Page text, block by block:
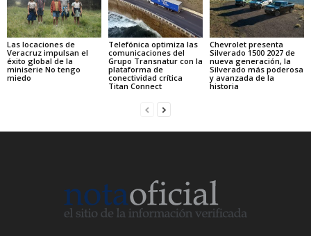
Las locaciones de
Veracruz impulsan el
éxito global de la
miniserie No tengo
miedo
Telefónica optimiza las
comunicaciones del
Grupo Transnatur con la
plataforma de
conectividad crítica
Titan Connect
Chevrolet presenta
Silverado 1500 2027 de
nueva generación, la
Silverado más poderosa
y avanzada de la
historia